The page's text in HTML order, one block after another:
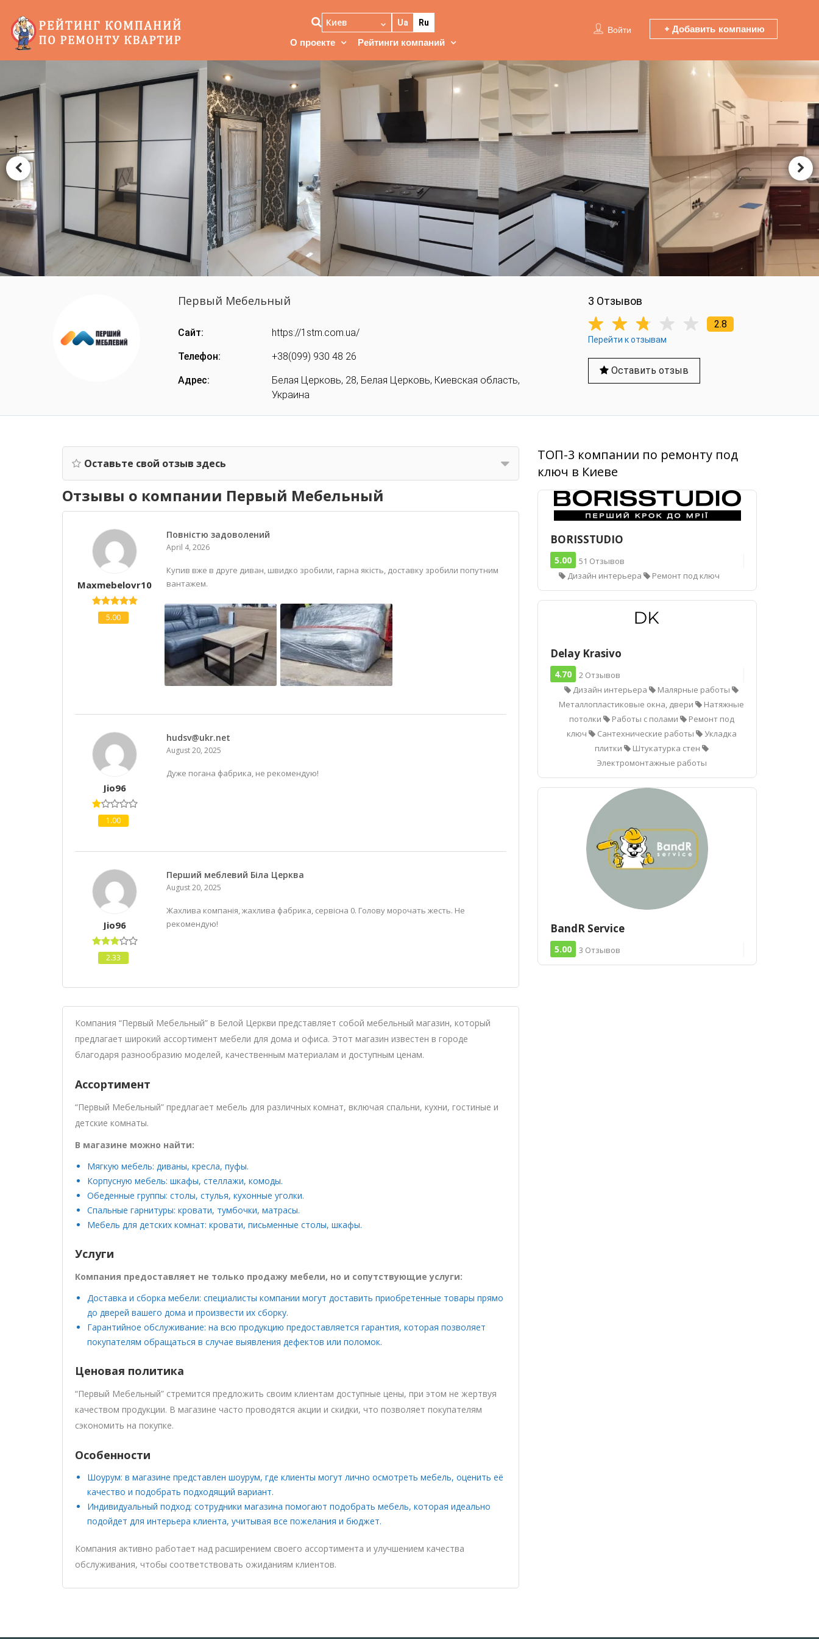
Киев Ua Ru
О проекте Рейтинги компаний
Войти Добавить компанию
Первый Мебельный
Сайт: https://1stm.com.ua/
Телефон: +38(099) 930 48 26
Адрес:
Белая Церковь, 28, Белая Церковь, Киевская область,
Украина
3 Отзывов
2.8
Перейти к отзывам
Оставить отзыв
Оставьте свой отзыв здесь
Отзывы о компании Первый Мебельный
Maxmebelovr10
5.00
Повністю задоволений
April 4, 2026
Купив вже в друге диван, швидко зробили, гарна якість, доставку зробили попутним
вантажем.
Jio96
1.00
hudsv@ukr.net
August 20, 2025
Дуже погана фабрика, не рекомендую!
Jio96
2.33
Перший меблевий Біла Церква
August 20, 2025
Жахлива компанія, жахлива фабрика, сервісна 0. Голову морочать жесть. Не
рекомендую!
Компания “Первый Мебельный” в Белой Церкви представляет собой мебельный магазин, который
предлагает широкий ассортимент мебели для дома и офиса. Этот магазин известен в городе
благодаря разнообразию моделей, качественным материалам и доступным ценам.
Ассортимент
“Первый Мебельный” предлагает мебель для различных комнат, включая спальни, кухни, гостиные и
детские комнаты.
В магазине можно найти:
Мягкую мебель: диваны, кресла, пуфы.
Корпусную мебель: шкафы, стеллажи, комоды.
Обеденные группы: столы, стулья, кухонные уголки.
Спальные гарнитуры: кровати, тумбочки, матрасы.
Мебель для детских комнат: кровати, письменные столы, шкафы.
Услуги
Компания предоставляет не только продажу мебели, но и сопутствующие услуги:
Доставка и сборка мебели: специалисты компании могут доставить приобретенные товары прямо
до дверей вашего дома и произвести их сборку.
Гарантийное обслуживание: на всю продукцию предоставляется гарантия, которая позволяет
покупателям обращаться в случае выявления дефектов или поломок.
Ценовая политика
“Первый Мебельный” стремится предложить своим клиентам доступные цены, при этом не жертвуя
качеством продукции. В магазине часто проводятся акции и скидки, что позволяет покупателям
сэкономить на покупке.
Особенности
Шоурум: в магазине представлен шоурум, где клиенты могут лично осмотреть мебель, оценить её
качество и подобрать подходящий вариант.
Индивидуальный подход: сотрудники магазина помогают подобрать мебель, которая идеально
подойдет для интерьера клиента, учитывая все пожелания и бюджет.
Компания активно работает над расширением своего ассортимента и улучшением качества
обслуживания, чтобы соответствовать ожиданиям клиентов.
ТОП-3 компании по ремонту под
ключ в Киеве
BORISSTUDIO
5.00
51 Отзывов
Дизайн интерьера
Ремонт под ключ
Delay Krasivo
4.70
2 Отзывов
Дизайн интерьера
Малярные работы
Металлопластиковые окна, двери
Натяжные
потолки
Работы с полами
Ремонт под
ключ
Сантехнические работы
Укладка
плитки
Штукатурка стен
Электромонтажные работы
BandR Service
5.00 3 Отзывов